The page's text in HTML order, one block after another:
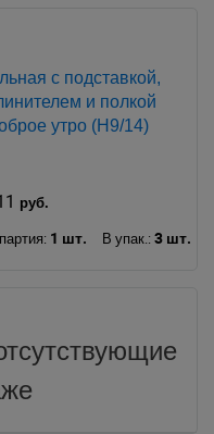
с подставкой,
и полкой
утро (Н9/14)
руб.
1 шт. В упак.: 3 шт.